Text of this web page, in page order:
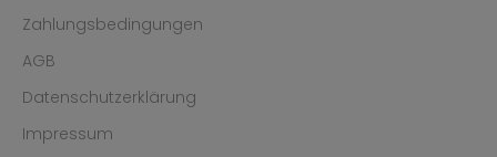
Zahlungsbedingungen
AGB
Datenschutzerklärung
Impressum